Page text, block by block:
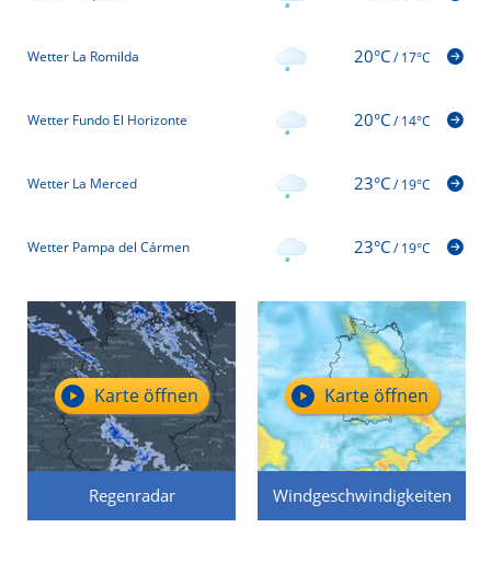
Wetter La Romilda 20°C/17°C
Wetter Fundo El Horizonte 20°C/14°C
Wetter La Merced 23°C/19°C
Wetter Pampa del Cármen 23°C/19°C
Regenradar
Karte öffnen
Windgeschwindigkeiten
Karte öffnen